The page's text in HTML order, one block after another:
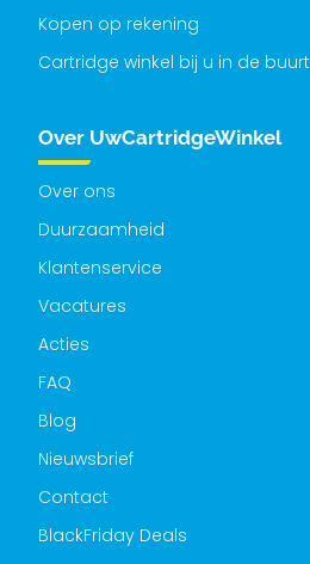
Kopen op rekening
Cartridge winkel bij u in de buurt
Over UwCartridgeWinkel
Over ons
Duurzaamheid
Klantenservice
Vacatures
Acties
FAQ
Blog
Nieuwsbrief
Contact
BlackFriday Deals